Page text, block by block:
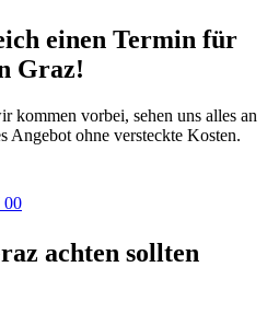
einen Termin für
Graz!
kommen vorbei, sehen uns alles an
Angebot ohne versteckte Kosten.
00
achten sollten